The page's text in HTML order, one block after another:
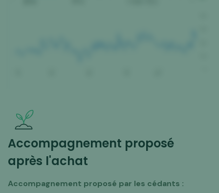
Accompagnement proposé
après l'achat
Accompagnement proposé par les cédants :